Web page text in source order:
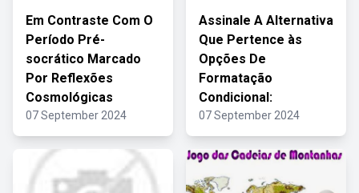
Em Contraste Com O
Período Pré-
socrático Marcado
Por Reflexões
Cosmológicas
07 September 2024
Assinale A Alternativa
Que Pertence às
Opções De
Formatação
Condicional:
07 September 2024